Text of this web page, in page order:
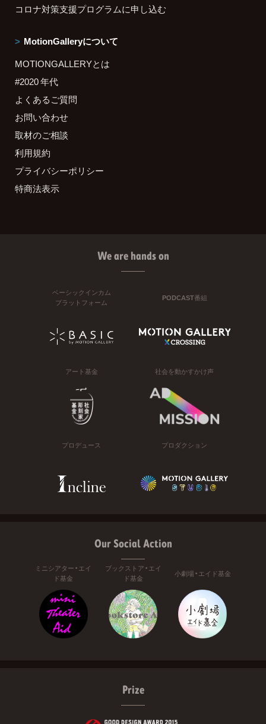
コロナ対策支援プログラムに申し込む
MotionGalleryについて
MOTIONGALLERYとは
#2020 年代
よくあるご質問
お問い合わせ
取材のご相談
利用規約
プライバシーポリシー
特商法表示
We are hands on
ベーシックインカム
プラットフォーム
PODCAST番組
アート基金 社会を動かすかけ声
プロデュース プロダクション
Our Social Action
ミニシアター・エイ
ド基金
ブックストア・エイ
ド基金
小劇場・エイド基金
Prize